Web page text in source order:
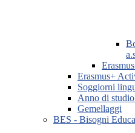
Erasmus+
Soggiorni
Anno di
Gemellaggi
BES - Bisogni